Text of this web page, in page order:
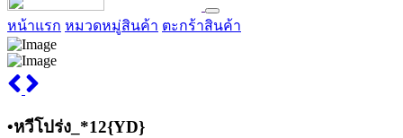
หน้าแรก หมวดหมู่สินค้า ตะกร้าสินค้า
•หวีโปร่ง_*12{YD}